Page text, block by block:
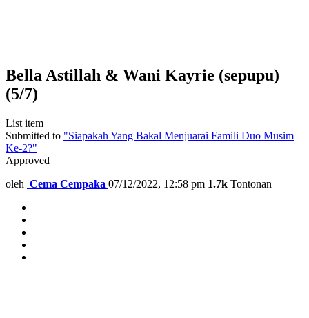
Bella Astillah & Wani Kayrie (sepupu)
(5/7)
List item
Submitted to "Siapakah Yang Bakal Menjuarai Famili Duo Musim
Ke-2?"
Approved
oleh Cema Cempaka 07/12/2022, 12:58 pm 1.7k Tontonan